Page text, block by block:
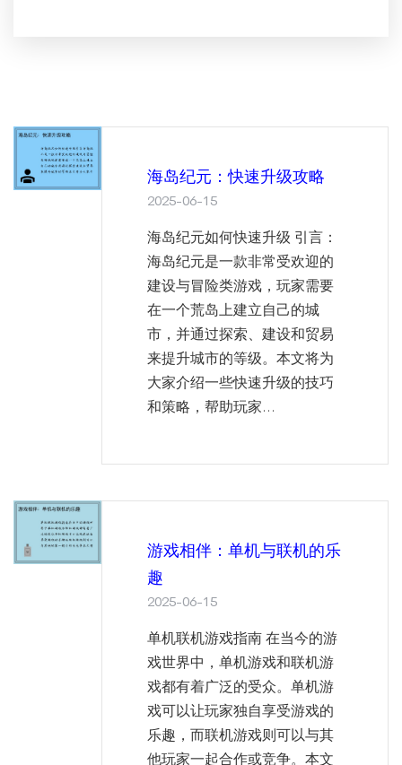
海岛纪元：快速升级攻略
2025-06-15
海岛纪元如何快速升级 引言：
海岛纪元是一款非常受欢迎的
建设与冒险类游戏，玩家需要
在一个荒岛上建立自己的城
市，并通过探索、建设和贸易
来提升城市的等级。本文将为
大家介绍一些快速升级的技巧
和策略，帮助玩家...
游戏相伴：单机与联机的乐
趣
2025-06-15
单机联机游戏指南 在当今的游
戏世界中，单机游戏和联机游
戏都有着广泛的受众。单机游
戏可以让玩家独自享受游戏的
乐趣，而联机游戏则可以与其
他玩家一起合作或竞争。本文